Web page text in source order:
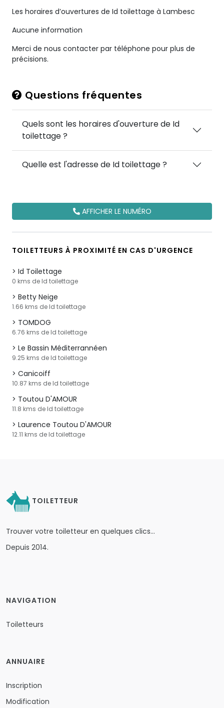
Les horaires d’ouvertures de Id toilettage à Lambesc
Aucune information
Merci de nous contacter par téléphone pour plus de
précisions.
Questions fréquentes
Quels sont les horaires d'ouverture de Id
toilettage ?
Quelle est l'adresse de Id toilettage ?
AFFICHER LE NUMÉRO
TOILETTEURS À PROXIMITÉ EN CAS D'URGENCE
Id Toilettage
0 kms de Id toilettage
Betty Neige
1.66 kms de Id toilettage
TOMDOG
6.76 kms de Id toilettage
Le Bassin Méditerrannéen
9.25 kms de Id toilettage
Canicoiff
10.87 kms de Id toilettage
Toutou D'AMOUR
11.8 kms de Id toilettage
Laurence Toutou D'AMOUR
12.11 kms de Id toilettage
TOILETTEUR
Trouver votre toiletteur en quelques clics…
Depuis 2014.
NAVIGATION
Toiletteurs
ANNUAIRE
Inscription
Modification